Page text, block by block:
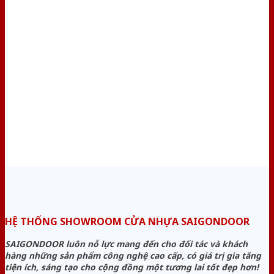
HỆ THỐNG SHOWROOM CỬA NHỰA SAIGONDOOR
SAIGONDOOR luôn nỗ lực mang đến cho đối tác và khách
hàng những sản phẩm công nghệ cao cấp, có giá trị gia tăng
tiện ích, sáng tạo cho cộng đồng một tương lai tốt đẹp hơn!